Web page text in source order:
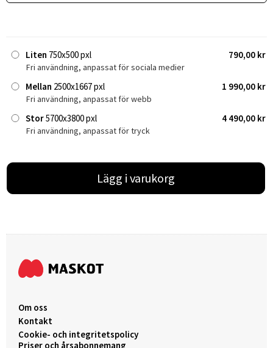
Liten 750x500 pxl 790,00 kr
Fri användning, anpassat för sociala medier
Mellan 2500x1667 pxl 1 990,00 kr
Fri användning, anpassat för webb
Stor5700x3800 pxl 4 490,00 kr
Fri användning, anpassat för tryck
Lägg i varukorg
Om oss
Kontakt
Cookie- och integritetspolicy
Priser och årsabonnemang